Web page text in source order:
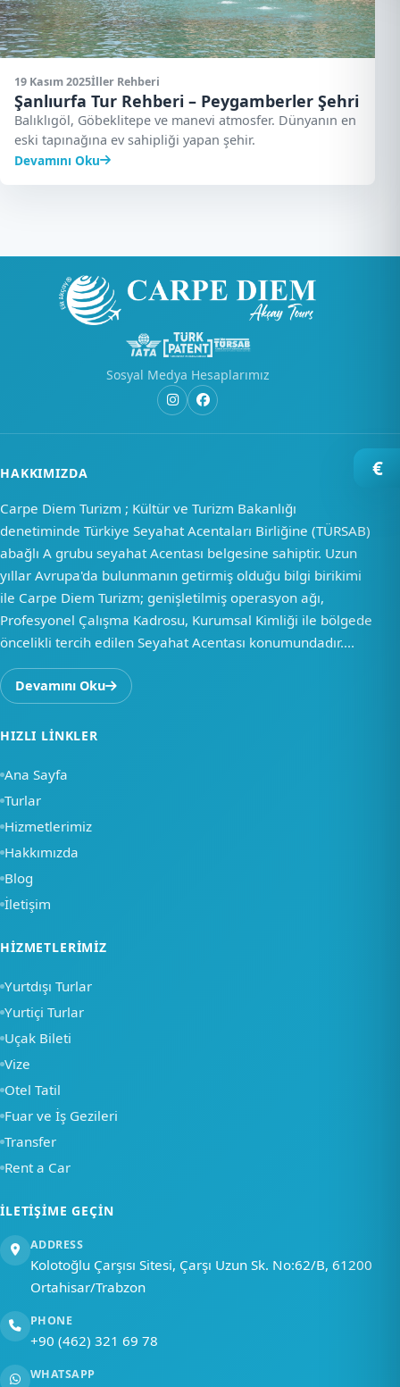
19 Kasım 2025İller Rehberi
Şanlıurfa Tur Rehberi – Peygamberler Şehri
Balıklıgöl, Göbeklitepe ve manevi atmosfer. Dünyanın en
eski tapınağına ev sahipliği yapan şehir.
Devamını Oku
Sosyal Medya Hesaplarımız
HAKKIMIZDA
Carpe Diem Turizm ; Kültür ve Turizm Bakanlığı
denetiminde Türkiye Seyahat Acentaları Birliğine (TÜRSAB)
abağlı A grubu seyahat Acentası belgesine sahiptir. Uzun
yıllar Avrupa'da bulunmanın getirmiş olduğu bilgi birikimi
ile Carpe Diem Turizm; genişletilmiş operasyon ağı,
Profesyonel Çalışma Kadrosu, Kurumsal Kimliği ile bölgede
öncelikli tercih edilen Seyahat Acentası konumundadır....
Devamını Oku
HIZLI LINKLER
Ana Sayfa
Turlar
Hizmetlerimiz
Hakkımızda
Blog
İletişim
HIZMETLERIMIZ
Yurtdışı Turlar
Yurtiçi Turlar
Uçak Bileti
Vize
Otel Tatil
Fuar ve İş Gezileri
Transfer
Rent a Car
İLETIŞIME GEÇIN
ADDRESS
Kolotoğlu Çarşısı Sitesi, Çarşı Uzun Sk. No:62/B, 61200
Ortahisar/Trabzon
PHONE
+90 (462) 321 69 78
WHATSAPP
€
Merhaba, nasıl
yardımcı olabiliriz?